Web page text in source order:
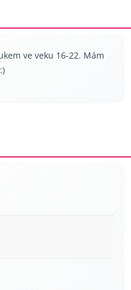
ve veku 16-22. Mám